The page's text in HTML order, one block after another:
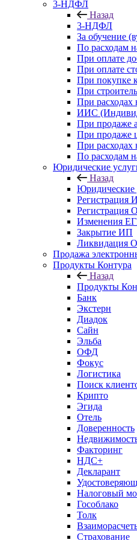
3-НДФЛ
Назад
3-НДФЛ
За обучение
По расходам
При оплате
При оплате
При покупке
При
При расходах
ИИС
При продаже
При продаже
При расходах
По расходам
Юридические
Назад
Юридические
Регистрация
Регистрация
Изменения
Закрытие ИП
Ликвидация
Продажа
Продукты Контура
Назад
Продукты
Банк
Экстерн
Диадок
Сайн
Эльба
ОФД
Фокус
Логистика
Поиск
Крипто
Эгида
Отель
Доверенность
Факторинг
НДС+
Декларант
Налоговый
Гособлако
Толк
Страхование